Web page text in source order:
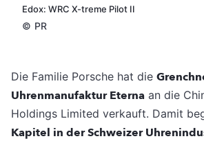
Edox: WRC X-treme Pilot II
© PR
Die Familie Porsche hat die
Uhrenmanufaktur Eterna an die
Holdings Limited verkauft. Damit
Kapitel in der Schweizer